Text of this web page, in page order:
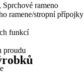
rameno
ramene/stropní přípojky
funkcí
proudu